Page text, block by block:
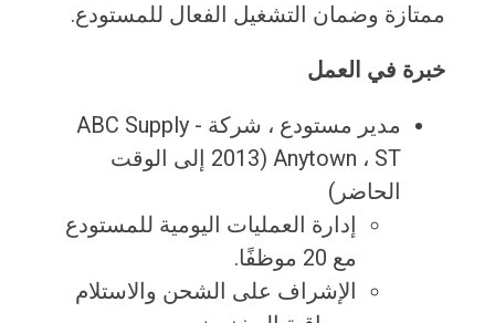
ممتازة وضمان التشغيل الفعال للمستودع.
خبرة في العمل
مدير مستودع ، شركة ABC Supply -
Anytown ، ST (2013 إلى الوقت
الحاضر)
إدارة العمليات اليومية للمستودع
مع 20 موظفًا.
الإشراف على الشحن والاستلام